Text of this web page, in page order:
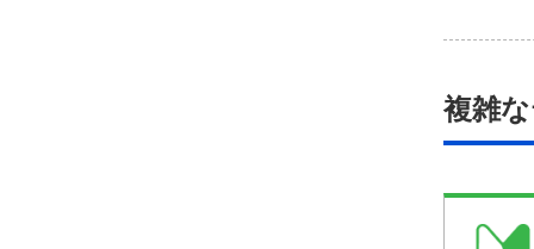
複雑